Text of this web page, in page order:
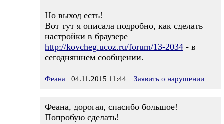
Но выход есть!
Вот тут я описала подробно, как сделать
настройки в браузере
http://kovcheg.ucoz.ru/forum/13-2034 - в
сегодняшнем сообщении.
Феана 04.11.2015 11:44 Заявить о нарушении
Феана, дорогая, спасибо большое!
Попробую сделать!